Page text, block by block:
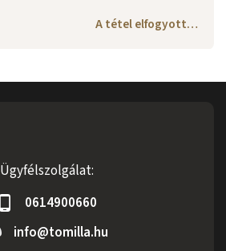
A tétel elfogyott…
Ügyfélszolgálat:
0614900660
info@tomilla.hu